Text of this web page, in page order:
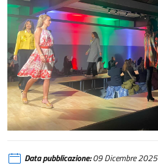
Ginevra, Italian Creativity on the Runway
Data pubblicazione:09 Dicembre 2025